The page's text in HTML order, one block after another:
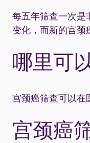
每五年筛查一次是
变化，而新的宫颈
哪里可
宫颈癌筛查可以在
宫颈癌